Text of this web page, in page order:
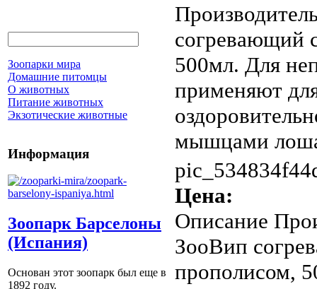
Зоопарки мира
Домашние питомцы
О животных
Питание животных
Экзотические животные
Информация
Зоопарк Барселоны
(Испания)
Основан этот зоопарк был еще в
1892 году.
согревающий
500мл. Для
применяют
мышцами
Цена:
Описание
ЗооВип
прополисом,